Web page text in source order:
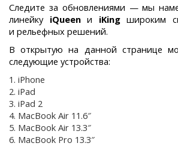
Следите за обновлениями — мы
линейку iQueenи iKingшироким
и рельефных решений.
В открытую на данной странице
следующие устройства:
iPhone
iPad
iPad 2
MacBook Air 11.6″
MacBook Air 13.3″
MacBook Pro 13.3″